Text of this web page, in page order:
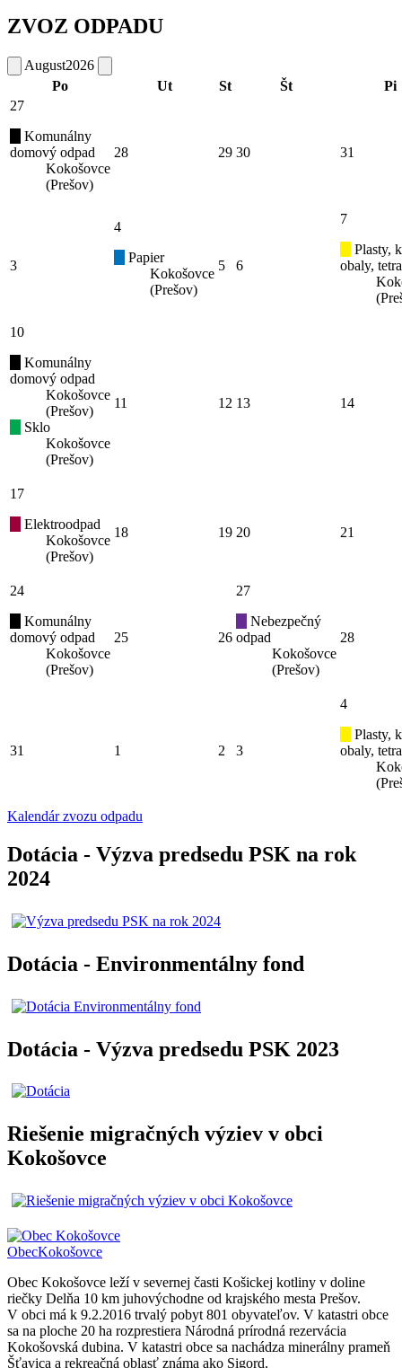
ZVOZ ODPADU
August2026
Po
Ut St Št
Pi
27
Komunálny
domový odpad
Kokošovce
(Prešov)
28 29 30 31
3
4
Papier
Kokošovce
(Prešov)
5 6
7
Plasty,
obaly,
10
Komunálny
domový odpad
Kokošovce
(Prešov)
Sklo
Kokošovce
(Prešov)
11 12 13 14
17
Elektroodpad
Kokošovce
(Prešov)
18 19 20 21
24
Komunálny
domový odpad
Kokošovce
(Prešov)
25 26
27
Nebezpečný
odpad
Kokošovce
(Prešov)
28
31 1 2 3
4
Plasty,
obaly,
Kalendár zvozu odpadu
Dotácia - Výzva predsedu PSK na rok
2024
Dotácia - Environmentálny fond
Dotácia - Výzva predsedu PSK 2023
Riešenie migračných výziev v obci
Kokošovce
ObecKokošovce
Obec Kokošovce leží v severnej časti Košickej kotliny v doline
riečky Delňa 10 km juhovýchodne od krajského mesta Prešov.
V obci má k 9.2.2016 trvalý pobyt 801 obyvateľov. V katastri obce
sa na ploche 20 ha rozprestiera Národná prírodná rezervácia
Kokošovská dubina. V katastri obce sa nachádza minerálny prameň
Šťavica a rekreačná oblasť známa ako Sigord.